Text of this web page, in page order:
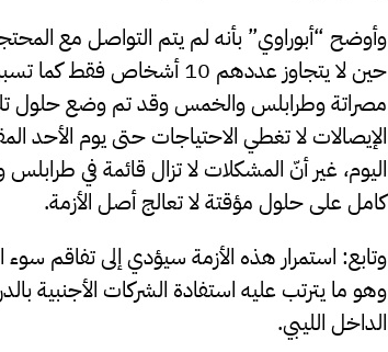
وأوضح “أبوراوي” بأنه لم يتم التواصل مع
حين لا يتجاوز عددهم 10
مصراتة وطرابلس والخمس وقد تم وضع حلول
الإيصالات لا تغطي الاحتياجات حتى يوم الأحد
اليوم، غير أنّ المشكلات لا تزال قائمة في
كامل على حلول مؤقتة لا تعالج أصل الأزمة.
وتابع: استمرار هذه الأزمة سيؤدي إلى تفاقم سوء
وهو ما يترتب عليه استفادة الشركات الأجنبية
الداخل الليبي.